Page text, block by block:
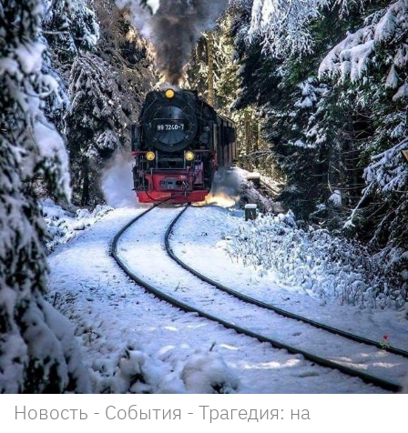
Новость - События - Трагедия: на